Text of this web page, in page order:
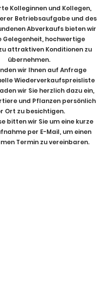
Kolleginnen und Kollegen,
Betriebsaufgabe und des
Abverkaufs bieten wir
Gelegenheit, hochwertige
attraktiven Konditionen zu
übernehmen.
wir Ihnen auf Anfrage
Wiederverkaufspreisliste
wir Sie herzlich dazu ein,
und Pflanzen persönlich
Ort zu besichtigen.
bitten wir Sie um eine kurze
per E-Mail, um einen
Termin zu vereinbaren.